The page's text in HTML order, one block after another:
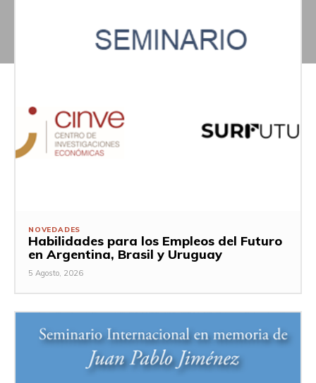
NOVEDADES
Habilidades para los Empleos del Futuro
en Argentina, Brasil y Uruguay
5 Agosto, 2026